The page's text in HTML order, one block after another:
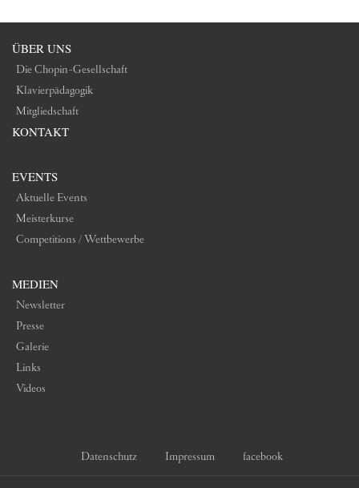
ÜBER UNS
Die Chopin-Gesellschaft
Klavierpädagogik
Mitgliedschaft
KONTAKT
EVENTS
Aktuelle Events
Meisterkurse
Competitions / Wettbewerbe
MEDIEN
Newsletter
Presse
Galerie
Links
Videos
Datenschutz Impressum facebook